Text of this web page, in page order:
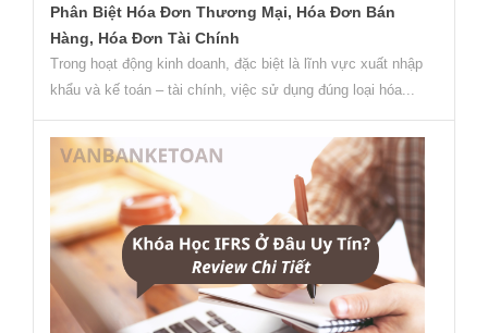
Phân Biệt Hóa Đơn Thương Mại, Hóa Đơn Bán
Hàng, Hóa Đơn Tài Chính
Trong hoạt động kinh doanh, đặc biệt là lĩnh vực xuất nhập
khẩu và kế toán – tài chính, việc sử dụng đúng loại hóa...